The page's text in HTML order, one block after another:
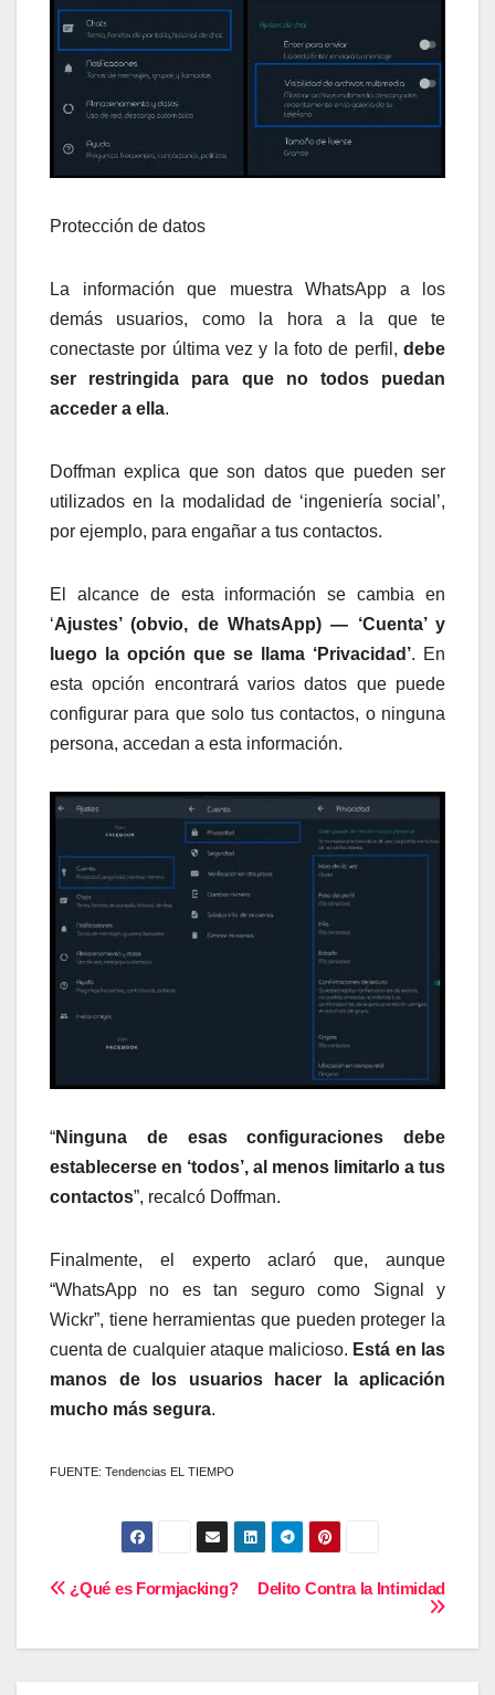
Protección de datos
La información que muestra WhatsApp a los
demás usuarios, como la hora a la que te
conectaste por última vez y la foto de perfil, debe
ser restringida para que no todos puedan
acceder a ella.
Doffman explica que son datos que pueden ser
utilizados en la modalidad de ‘ingeniería social’,
por ejemplo, para engañar a tus contactos.
El alcance de esta información se cambia en
‘Ajustes’ (obvio, de WhatsApp) — ‘Cuenta’ y
luego la opción que se llama ‘Privacidad’. En
esta opción encontrará varios datos que puede
configurar para que solo tus contactos, o ninguna
persona, accedan a esta información.
“Ninguna de esas configuraciones debe
establecerse en ‘todos’, al menos limitarlo a tus
contactos”, recalcó Doffman.
Finalmente, el experto aclaró que, aunque
“WhatsApp no ​​es tan seguro como Signal y
Wickr”, tiene herramientas que pueden proteger la
cuenta de cualquier ataque malicioso. Está en las
manos de los usuarios hacer la aplicación
mucho más segura.
FUENTE: Tendencias EL TIEMPO
Navegación
de
Delito Contra la Intimidad
¿Qué es Formjacking?